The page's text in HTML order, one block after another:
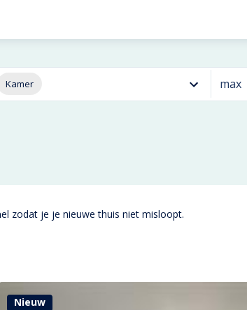
Kamer max
zodat je je nieuwe thuis niet misloopt.
Nieuw